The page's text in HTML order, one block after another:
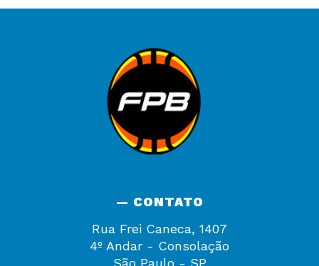
— CONTATO
Rua Frei Caneca, 1407
4º Andar - Consolação
São Paulo - SP